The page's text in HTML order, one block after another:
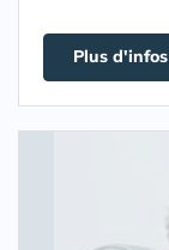
Plus d'infos